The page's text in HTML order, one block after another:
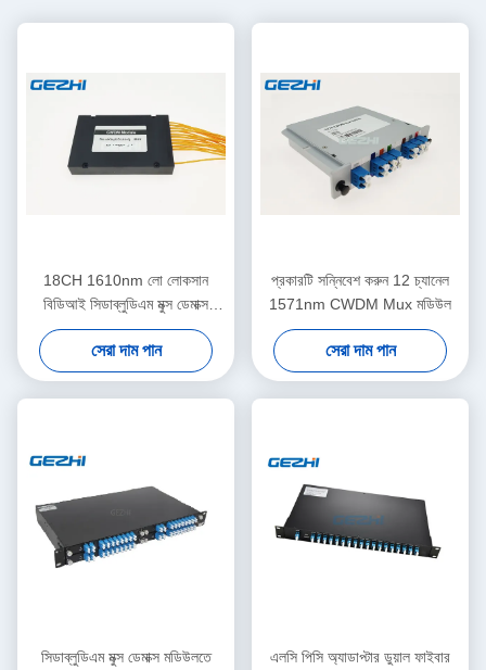
18CH 1610nm লো লোকসান
বিডিআই সিডাব্লুডিএম মুক্স ডেমাক্স
মডিউল
সেরা দাম পান
প্রকারটি সন্নিবেশ করুন 12 চ্যানেল
1571nm CWDM Mux মডিউল
সেরা দাম পান
সিডাব্লুডিএম মুক্স ডেমাক্স মডিউলতে
এলসি পিসি অ্যাডাপ্টার ডুয়াল ফাইবার